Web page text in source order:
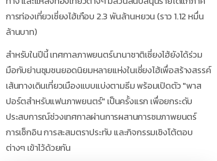
การท่องเที่ยวเซี่ยงไฮ้เกือบ 2.3 พันล้านหยวน (ราว 1.12 หมื่น
ล้านบาท)
สำหรับในปีนี้ เทศกาลภาพยนตร์นานาชาติเซี่ยงไฮ้ยังได้ร่วม
มือกับย่านชุมชนยอดนิยมหลายแห่งในเซี่ยงไฮ้เพื่อสร้างสรรค์
เส้นทางเดินเที่ยวเมืองแบบแบ่งตามธีม พร้อมเปิดตัว "พาส
ปอร์ตสำหรับแฟนภาพยนตร์" เป็นครั้งแรก เพื่อยกระดับ
ประสบการณ์ช่วงเทศกาลผ่านการผสานการชมภาพยนตร์
การเช็กอิน การสะสมตราประทับ และกิจกรรมเชิงโต้ตอบ
ต่างๆ เข้าไว้ด้วยกัน